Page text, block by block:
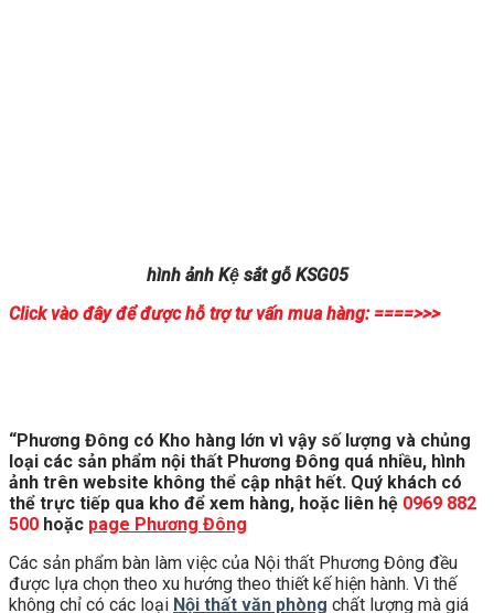
hình ảnh Kệ sắt gỗ KSG05
Click vào đây để được hỗ trợ tư vấn mua hàng: ====>>>
“Phương Đông có Kho hàng lớn vì vậy số lượng và chủng
loại các sản phẩm nội thất Phương Đông quá nhiều, hình
ảnh trên website không thể cập nhật hết. Quý khách có
thể trực tiếp qua kho để xem hàng, hoặc liên hệ 0969 882
500 hoặc page Phương Đông
Các sản phẩm bàn làm việc của Nội thất Phương Đông đều
được lựa chọn theo xu hướng theo thiết kế hiện hành. Vì thế
không chỉ có các loại Nội thất văn phòng chất lượng mà giá